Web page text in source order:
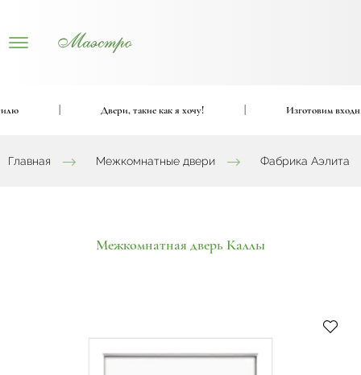
Двери, такие как я хочу! Изготовим
Главная Межкомнатные двери Фабрика Аэлита
Межкомнатная дверь Каллы